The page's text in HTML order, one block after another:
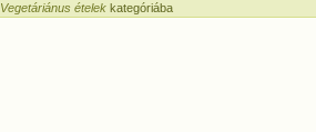
Vegetáriánus ételekkategóriába